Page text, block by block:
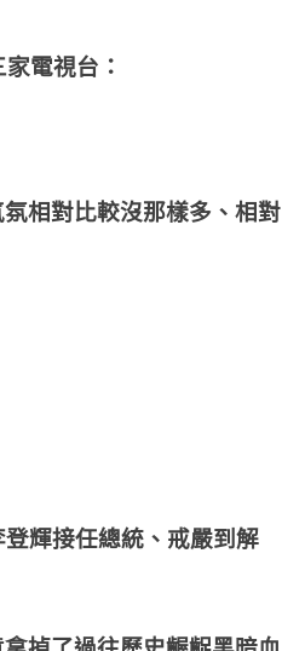
電視台：
相對比較沒那樣多、相對
輝接任總統、戒嚴到解